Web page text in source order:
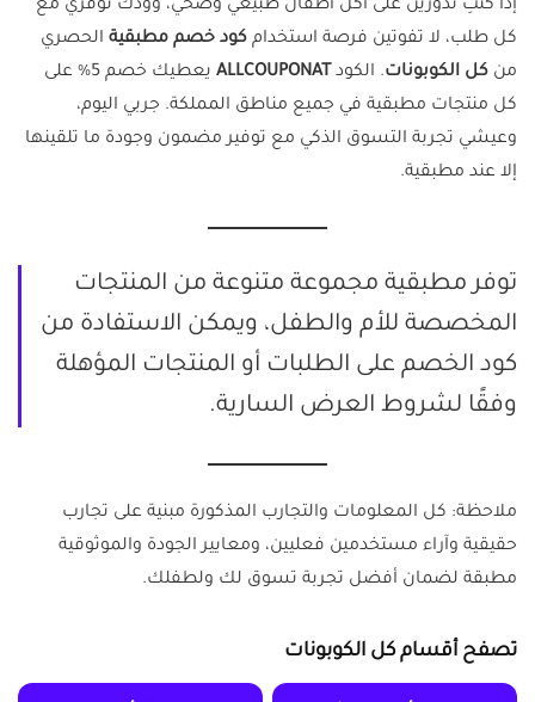
إذا كنتِ تدورين على أكل أطفال طبيعي وصحي، وودك توفري مع
كل طلب، لا تفوتين فرصة استخدام كود خصم مطبقية الحصري
من كل الكوبونات. الكود ALLCOUPONAT
يعطيك خصم 5% على
كل منتجات مطبقية في جميع مناطق المملكة. جربي اليوم،
وعيشي تجربة التسوق الذكي مع توفير مضمون وجودة ما تلقينها
إلا عند مطبقية.
توفر مطبقية مجموعة متنوعة من المنتجات
المخصصة للأم والطفل، ويمكن الاستفادة من
كود الخصم على الطلبات أو المنتجات المؤهلة
وفقًا لشروط العرض السارية.
ملاحظة: كل المعلومات والتجارب المذكورة مبنية على تجارب
حقيقية وآراء مستخدمين فعليين، ومعايير الجودة والموثوقية
مطبقة لضمان أفضل تجربة تسوق لك ولطفلك.
تصفح أقسام كل الكوبونات